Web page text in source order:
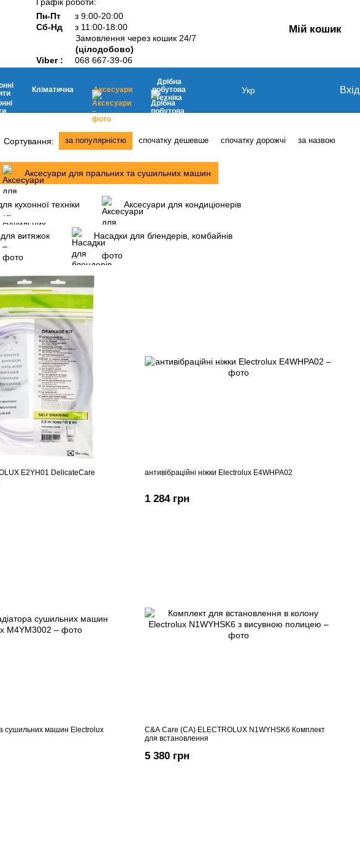
Пн-Пт
з 9:00-20:00
Сб-Нд
з 11:00-18:00
Замовлення через кошик 24/7
(цілодобово)
Viber :
068 667-39-06
Мій кошик
Кліматична Аксесуари
Дрібна
побутова
техніка
Укр Вхід
Сортування: за популярністю спочатку дешевше спочатку дорожчі за назвою
Аксесуари для пральних та сушильних машин
кухонної техніки Аксесуари для кондиціонерів
витяжок Насадки для блендерів, комбайнів
E2YH01 DelicateCare
антивібраційні ніжки Electrolux E4WHPA02
1 284 грн
сушильних машин Electrolux
C&A Care (CA) ELECTROLUX N1WYHSK6 Комплект
для встановлення
5 380 грн